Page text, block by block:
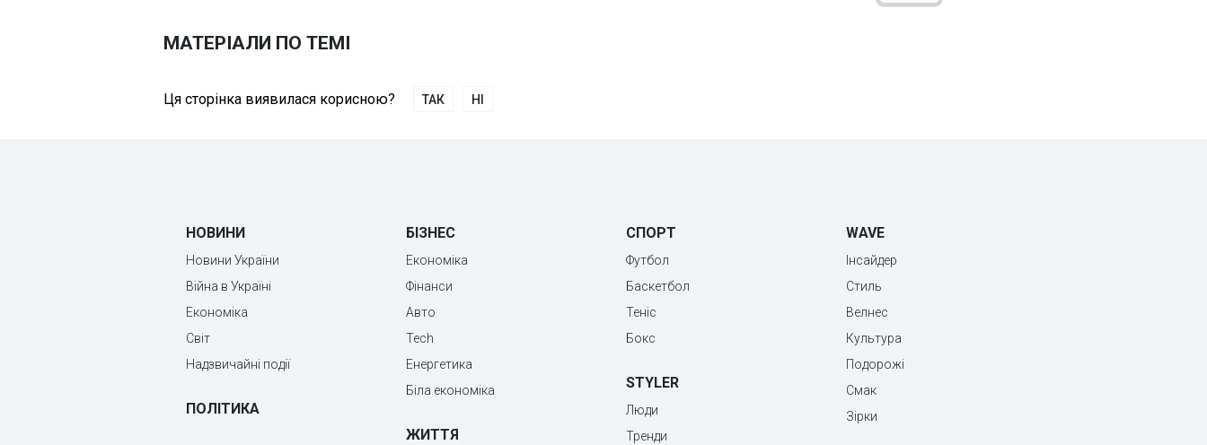
МАТЕРІАЛИ ПО ТЕМІ
Ця сторінка виявилася корисною? ТАК НІ
НОВИНИ
Новини України
Війна в Україні
Економіка
Світ
Надзвичайні події
ПОЛІТИКА
БІЗНЕС
Економіка
Фінанси
Авто
Tech
Енергетика
Біла економіка
ЖИТТЯ
СПОРТ
Футбол
Баскетбол
Теніс
Бокс
STYLER
Люди
Тренди
WAVE
Інсайдер
Стиль
Велнес
Культура
Подорожі
Смак
Зірки